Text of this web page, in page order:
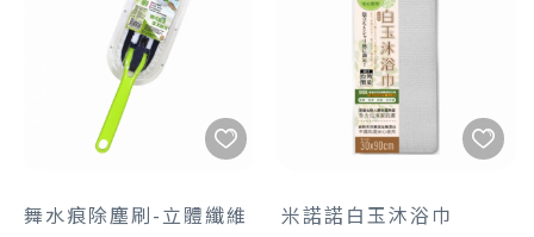
舞水痕除塵刷-立體纖維 米諾諾白玉沐浴巾